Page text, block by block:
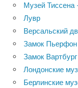
Музей
Лувр
Версальский
Замок Пьерфон
Замок Вартбург
Лондонские
Берлинские